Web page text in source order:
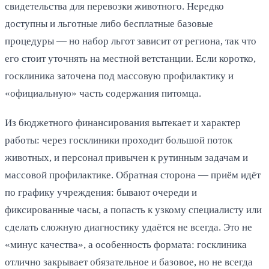
свидетельства для перевозки животного. Нередко
доступны и льготные либо бесплатные базовые
процедуры — но набор льгот зависит от региона, так что
его стоит уточнять на местной ветстанции. Если коротко,
госклиника заточена под массовую профилактику и
«официальную» часть содержания питомца.
Из бюджетного финансирования вытекает и характер
работы: через госклиники проходит большой поток
животных, и персонал привычен к рутинным задачам и
массовой профилактике. Обратная сторона — приём идёт
по графику учреждения: бывают очереди и
фиксированные часы, а попасть к узкому специалисту или
сделать сложную диагностику удаётся не всегда. Это не
«минус качества», а особенность формата: госклиника
отлично закрывает обязательное и базовое, но не всегда